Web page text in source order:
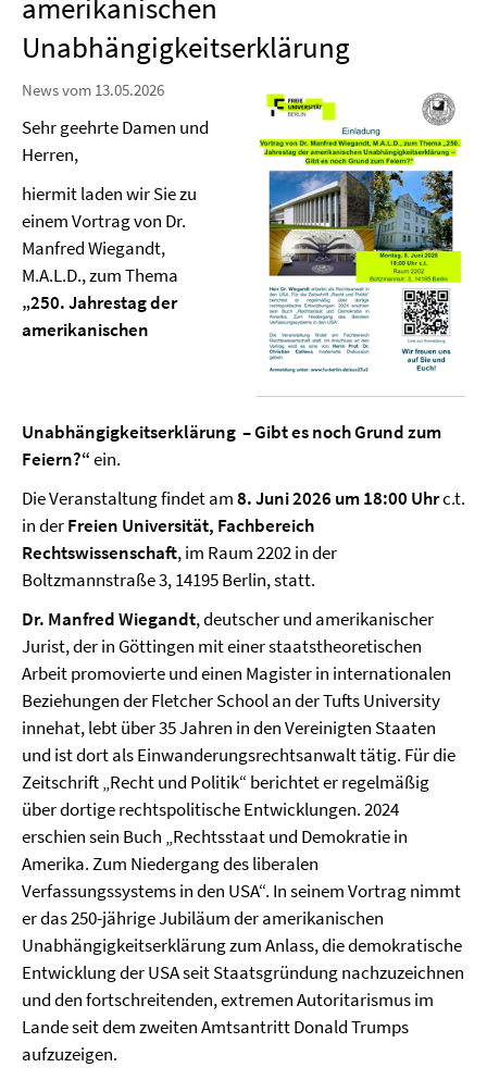
amerikanischen
Unabhängigkeitserklärung
News vom 13.05.2026
Sehr geehrte Damen und
Herren,
hiermit laden wir Sie zu
einem Vortrag von Dr.
Manfred Wiegandt,
M.A.L.D., zum Thema
„250. Jahrestag der
amerikanischen
Unabhängigkeitserklärung – Gibt es noch Grund zum
Feiern?“ein.
Die Veranstaltung findet am8. Juni 2026 um 18:00 Uhrc.t.
in derFreien Universität, Fachbereich
Rechtswissenschaft, im Raum 2202 in der
Boltzmannstraße 3, 14195 Berlin, statt.
Dr. Manfred Wiegandt, deutscher und amerikanischer
Jurist, der in Göttingen mit einer staatstheoretischen
Arbeit promovierte und einen Magister in internationalen
Beziehungen der Fletcher School an der Tufts University
innehat, lebt über 35 Jahren in den Vereinigten Staaten
und ist dort als Einwanderungsrechtsanwalt tätig. Für die
Zeitschrift „Recht und Politik“ berichtet er regelmäßig
über dortige rechtspolitische Entwicklungen. 2024
erschien sein Buch „Rechtsstaat und Demokratie in
Amerika. Zum Niedergang des liberalen
Verfassungssystems in den USA“. In seinem Vortrag nimmt
er das 250-jährige Jubiläum der amerikanischen
Unabhängigkeitserklärung zum Anlass, die demokratische
Entwicklung der USA seit Staatsgründung nachzuzeichnen
und den fortschreitenden, extremen Autoritarismus im
Lande seit dem zweiten Amtsantritt Donald Trumps
aufzuzeigen.